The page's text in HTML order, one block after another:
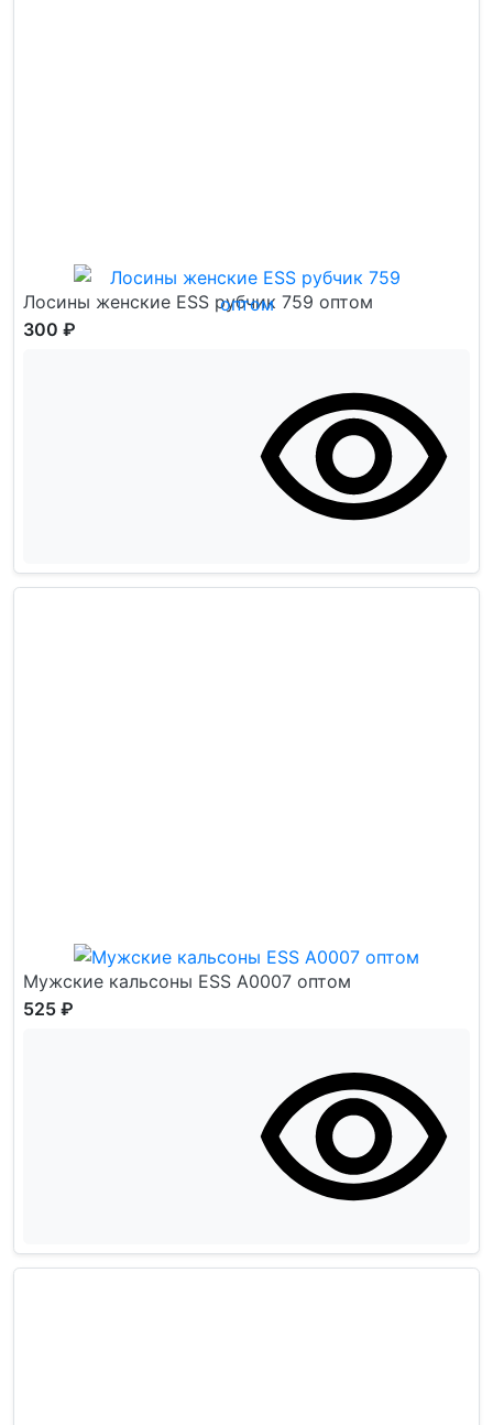
Лосины женские ESS рубчик 759 оптом
300 ₽
Мужские кальсоны ESS А0007 оптом
525 ₽